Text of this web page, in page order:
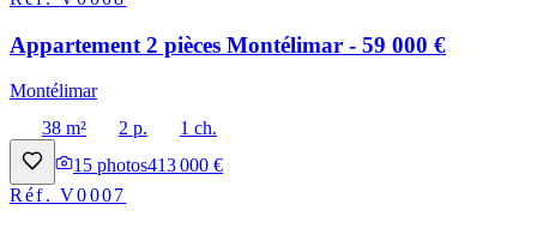
Appartement 2 pièces Montélimar - 59 000 €
Montélimar
38 m²
2 p.
1 ch.
15 photos413 000 €
Réf.V0007